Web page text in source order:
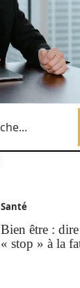
Santé
Bien être : dire
« stop » à la